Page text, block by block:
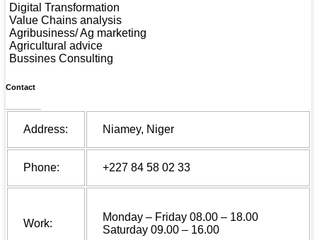
Digital Transformation
Value Chains analysis
Agribusiness/ Ag marketing
Agricultural advice
Bussines Consulting
Contact
Address: Niamey, Niger
Phone: +227 84 58 02 33
Work:
Monday – Friday 08.00 – 18.00
Saturday 09.00 – 16.00